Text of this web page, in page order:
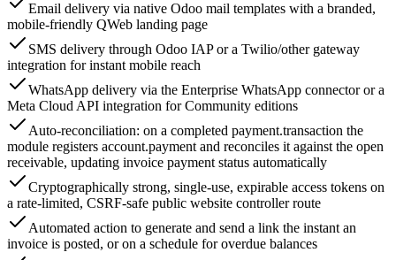
Email delivery via native Odoo mail templates with a branded,
mobile-friendly QWeb landing page
SMS delivery through Odoo IAP or a Twilio/other gateway
integration for instant mobile reach
WhatsApp delivery via the Enterprise WhatsApp connector or a
Meta Cloud API integration for Community editions
Auto-reconciliation: on a completed payment.transaction the
module registers account.payment and reconciles it against the open
receivable, updating invoice payment status automatically
Cryptographically strong, single-use, expirable access tokens on
a rate-limited, CSRF-safe public website controller route
Automated action to generate and send a link the instant an
invoice is posted, or on a schedule for overdue balances